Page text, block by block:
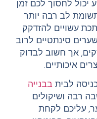
לחסוך לכם זמן
לב רבה יותר
עשויים להזדקק
סינתטיים לרוב
אך חשוב לבדוק
איכותיים.
לביתבבנייה
רבה ושיקולים
עליכם לקחת